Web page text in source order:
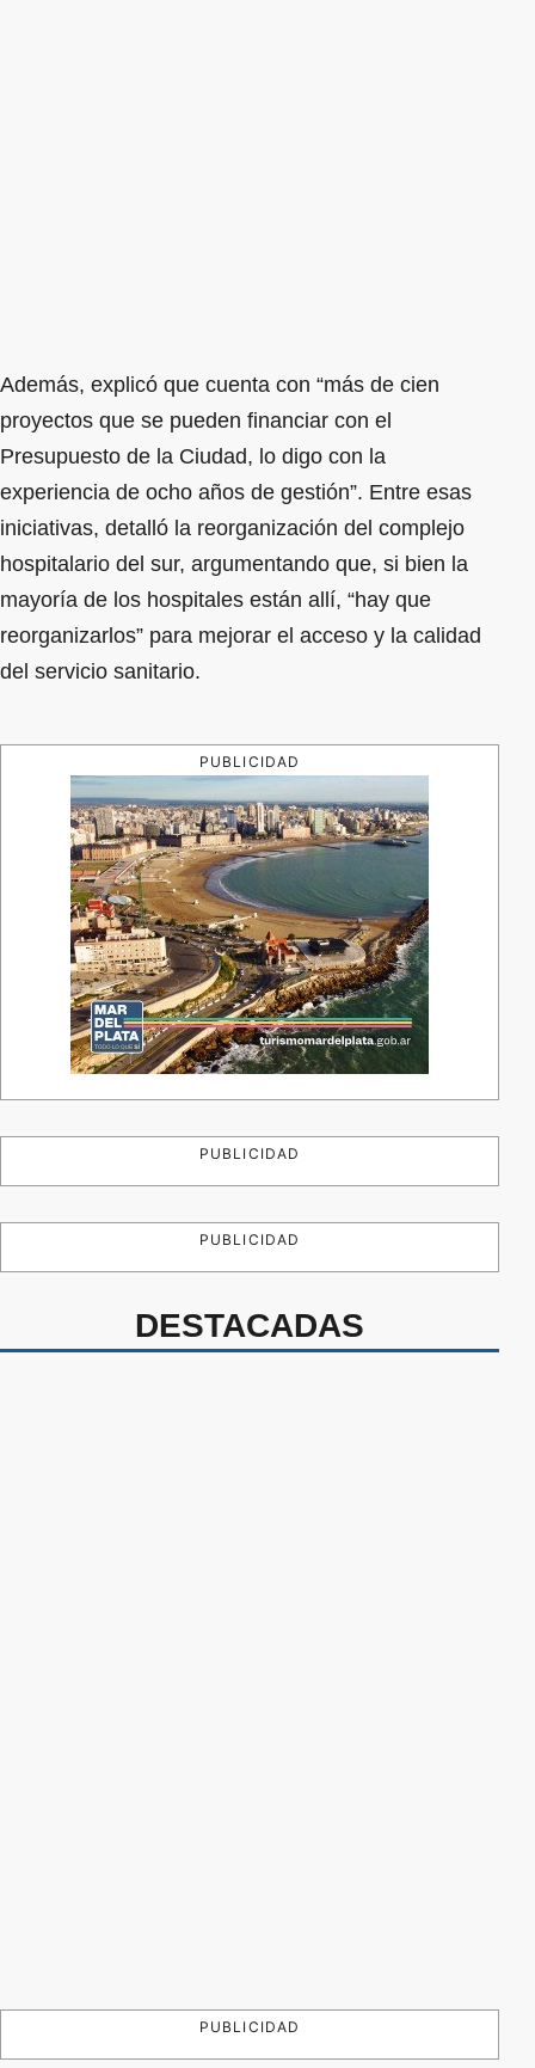
Además, explicó que cuenta con “más de cien
proyectos que se pueden financiar con el
Presupuesto de la Ciudad, lo digo con la
experiencia de ocho años de gestión”. Entre esas
iniciativas, detalló la reorganización del complejo
hospitalario del sur, argumentando que, si bien la
mayoría de los hospitales están allí, “hay que
reorganizarlos” para mejorar el acceso y la calidad
del servicio sanitario.
PUBLICIDAD
PUBLICIDAD
PUBLICIDAD
DESTACADAS
PUBLICIDAD